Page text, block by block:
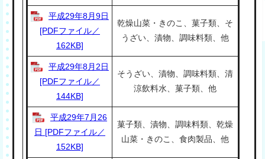
平成29年8月9日
[PDFファイル／
162KB]
乾燥山菜・きのこ、菓子類、そ
うざい、漬物、調味料類、他
平成29年8月2日
[PDFファイル／
144KB]
そうざい、漬物、調味料類、清
涼飲料水、菓子類、他
平成29年7月26
日 [PDFファイル／
152KB]
菓子類、漬物、調味料類、乾燥
山菜・きのこ、食肉製品、他